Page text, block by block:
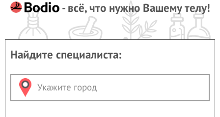
- всё, что нужно Вашему телу!
Найдите специалиста: